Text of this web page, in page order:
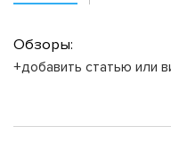
Обзоры:
+добавить статью или